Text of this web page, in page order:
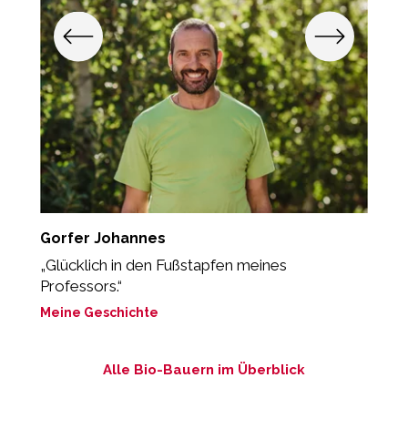
Gorfer Johannes
„Glücklich in den Fußstapfen meines
Professors.“
Meine Geschichte
Alle Bio-Bauern im Überblick